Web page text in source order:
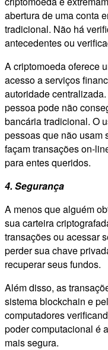
abertura de uma conta
tradicional. Não há
antecedentes ou
A criptomoeda oferece
acesso a serviços
autoridade
pessoa pode não
bancária tradicional. O
pessoas que não usam
façam transações on-
para entes queridos.
4. Segurança
A menos que alguém
sua carteira
transações ou acessar
perder sua chave
recuperar seus fundos.
Além disso, as
sistema blockchain e
computadores
poder computacional é
mais segura.